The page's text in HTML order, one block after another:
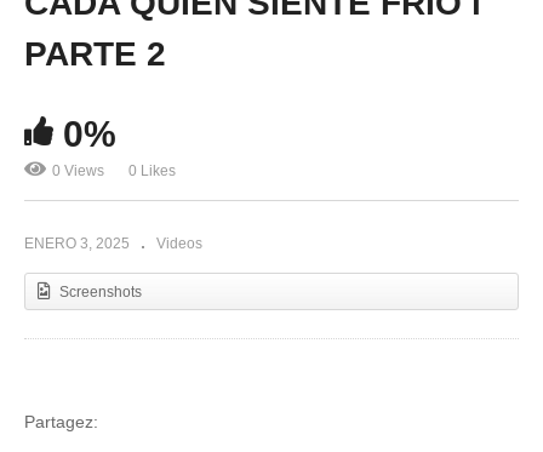
PARTE 2
0%
0 Views 0 Likes
ENERO 3, 2025 Videos
Screenshots
Partagez: